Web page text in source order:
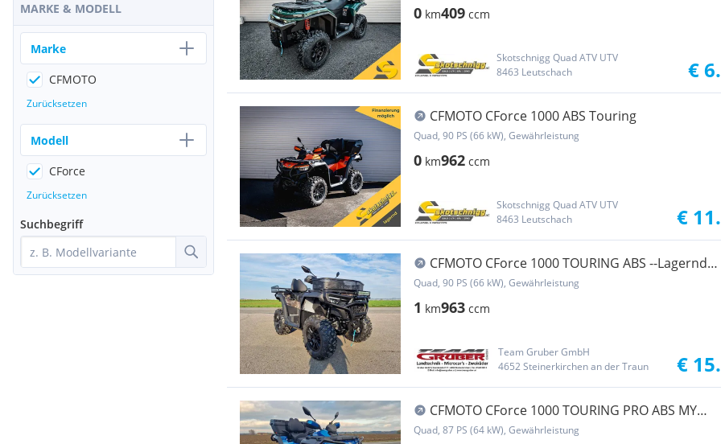
0 km409 ccm
Skotschnigg Quad ATV UTV
8463 Leutschach
€
CFMOTO CForce 1000 ABS Touring
Quad, 90 PS (66 kW), Gewährleistung
0 km962 ccm
Skotschnigg Quad ATV UTV
8463 Leutschach
€
CFMOTO CForce 1000 TOURING ABS --Lagernd-
JägerEdition Vollausstattung
Quad, 90 PS (66 kW), Gewährleistung
1 km963 ccm
Team Gruber GmbH
4652 Steinerkirchen an der Traun
€
CFMOTO CForce 1000 TOURING PRO ABS MY
2026 Lagernd inkl. Koff...
Quad, 87 PS (64 kW), Gewährleistung
MARKE & MODELL
Marke
CFMOTO
Zurücksetzen
Modell
CForce
Zurücksetzen
Suchbegriff